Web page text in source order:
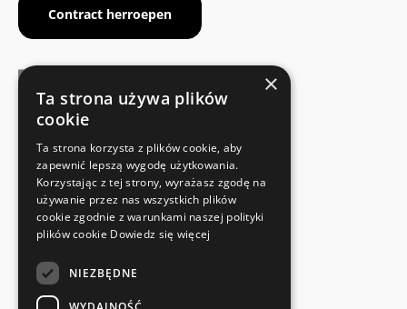
Contract herroepen
Voldoet aan de veiligheidsnormen
SNELLE EN EENVOUDIGE RETOUR
Retourservice
RECHTSTREEKS VAN DE FABRIKANT
Speciale kwaliteitscontrole
×
Ta strona używa plików
cookie
Ta strona korzysta z plików cookie, aby
zapewnić lepszą wygodę użytkowania.
Korzystając z tej strony, wyrażasz zgodę na
używanie przez nas wszystkich plików
cookie zgodnie z warunkami naszej polityki
plików cookie Dowiedz się więcej
NIEZBĘDNE